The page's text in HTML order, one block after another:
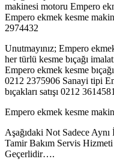
makinesi motoru Empero
Empero ekmek kesme
2974432
Unutmayınız; Empero
her türlü kesme bıçağı
Empero ekmek kesme
0212 2375906 Sanayi tipi
bıçakları satışı 0212 3614581
Empero ekmek kesme
Aşağıdaki Not Sadece
Tamir Bakım Servis
Geçerlidir….